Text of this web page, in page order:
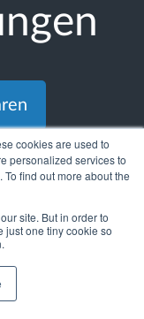
cookies are used to
personalized services to
find out more about the
site. But in order to
just one tiny cookie so